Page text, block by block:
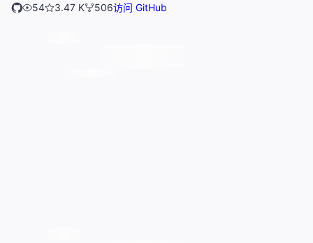
54
3.47 K 506访问 GitHub